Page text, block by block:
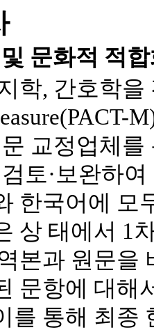
문화적 적
학, 간호학을
교정업체
토·보완하
한국어에 모
상 태에서 1
본과 원문을
문항에 대해
를 통해 최종